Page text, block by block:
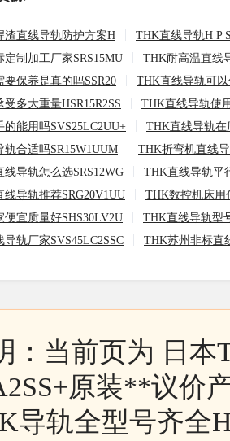
渣直线导轨防护方案H
THK直线导轨H P
制加工厂家SRS15MU
THK耐高温直线
保养是真的吗SSR20
THK直线导轨可以
多大重量HSR15R2SS
THK直线导轨使
能用吗SVS25LC2UU+
THK直线导轨在
合适吗SR15W1UUM
THK折弯机直线
导轨怎么选SRS12WG
THK直线导轨平
导轨推荐SRG20V1UU
THK数控机床用
宜质量好SHS30LV2U
THK直线导轨型
轨厂家SVS45LC2SSC
THK苏州非标直
：当前页为 日
原装**议价
导轨全型号齐全